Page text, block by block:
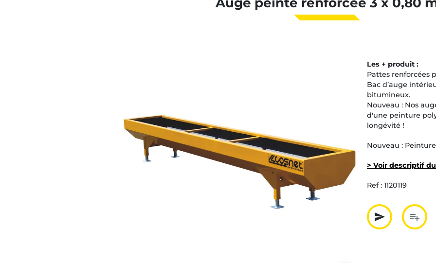
Les + produit :
Pattes renforcées
Bac d’auge
bitumineux.
Nouveau : Nos
d'une peinture
longévité !
Nouveau :
> Voir descriptif
Ref : 1120119
send
Partager
playlist_add